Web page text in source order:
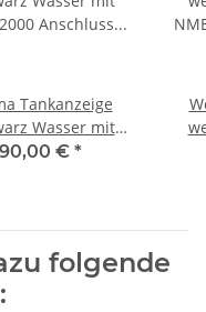
Tankanzeige
Wasser mit
Anschluss
90,00 € *
folgende